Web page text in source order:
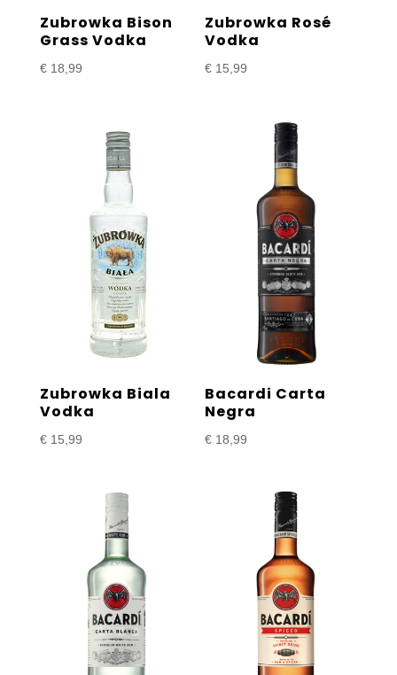
Zubrowka Bison
Grass Vodka
€18,99
Zubrowka Rosé
Vodka
€ 15,99
Zubrowka Biala
Vodka
€15,99
Bacardi Carta
Negra
€ 18,99